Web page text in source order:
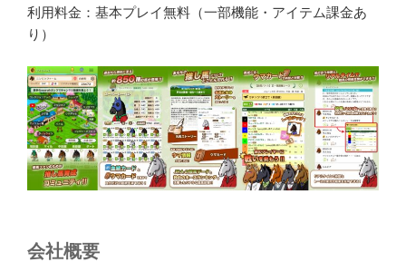
利用料金：基本プレイ無料（一部機能・アイテム課金あ
り）
会社概要